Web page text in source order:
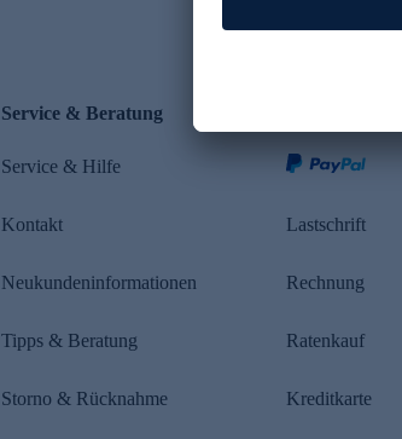
Service & Beratung
Service & Hilfe
Kontakt
Neukundeninformationen
Tipps & Beratung
Storno & Rücknahme
Lastschrift
Rechnung
Ratenkauf
Kreditkarte